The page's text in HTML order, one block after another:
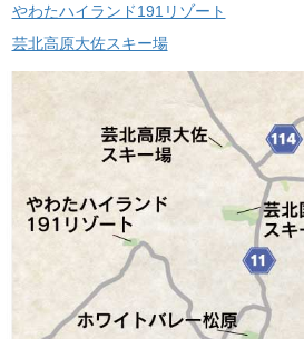
やわたハイランド191リゾート
芸北高原大佐スキー場